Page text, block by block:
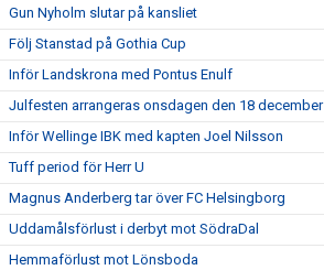
Gun Nyholm slutar på kansliet
Följ Stanstad på Gothia Cup
Inför Landskrona med Pontus Enulf
Julfesten arrangeras onsdagen den 18 december
Inför Wellinge IBK med kapten Joel Nilsson
Tuff period för Herr U
Magnus Anderberg tar över FC Helsingborg
Uddamålsförlust i derbyt mot SödraDal
Hemmaförlust mot Lönsboda